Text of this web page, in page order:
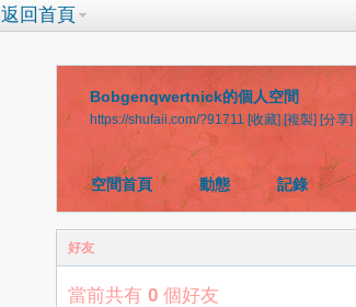
返回首頁
Bobgenqwertnick的個人空間
https://shufaii.com/?91711 [收藏] [複製] [分享]
空間首頁 動態 記錄
好友
當前共有 0 個好友